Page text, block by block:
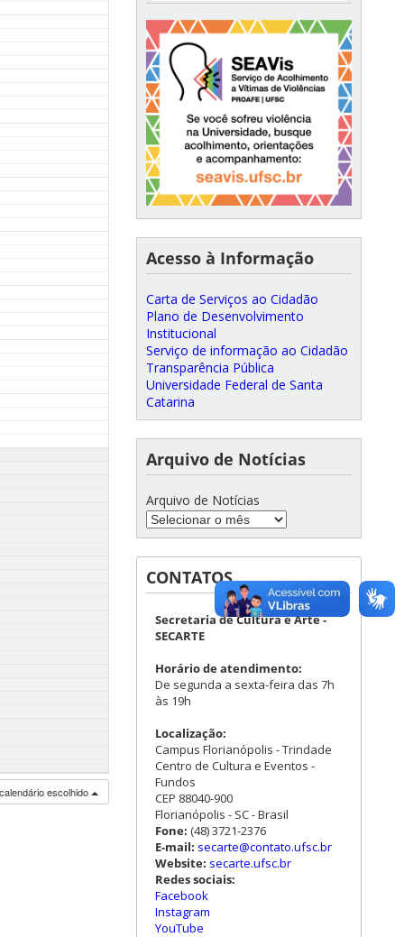
escolhido
Acesso à Informação
Carta de Serviços ao Cidadão
Plano de Desenvolvimento
Institucional
Serviço de informação ao Cidadão
Transparência Pública
Universidade Federal de Santa
Catarina
Arquivo de Notícias
Arquivo de Notícias
CONTATOS
Secretaria de Cultura e Arte -
SECARTE
Horário de atendimento:
De segunda a sexta-feira das 7h
às 19h
Localização:
Campus Florianópolis - Trindade
Centro de Cultura e Eventos -
Fundos
CEP 88040-900
Florianópolis - SC - Brasil
Fone: (48) 3721-2376
E-mail: secarte@contato.ufsc.br
Website: secarte.ufsc.br
Redes sociais:
Facebook
Instagram
YouTube